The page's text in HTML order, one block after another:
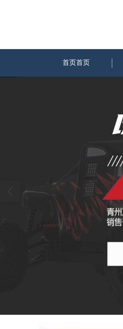
首页首页